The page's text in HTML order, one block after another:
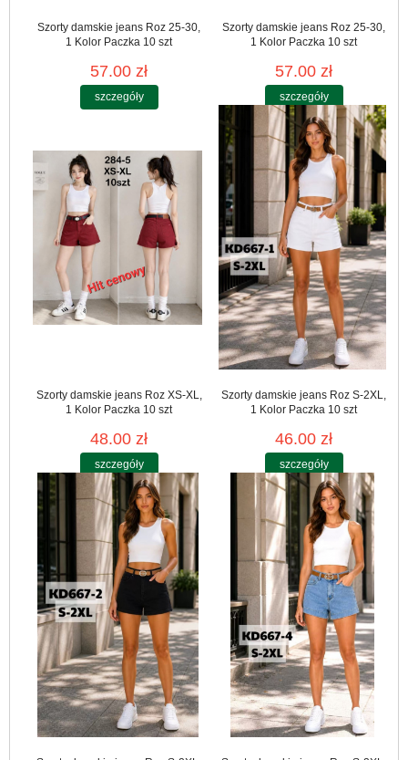
Szorty damskie jeans Roz 25-30,
1 Kolor Paczka 10 szt
57.00 zł
szczegóły
Szorty damskie jeans Roz 25-30,
1 Kolor Paczka 10 szt
57.00 zł
szczegóły
Szorty damskie jeans Roz XS-XL,
1 Kolor Paczka 10 szt
48.00 zł
szczegóły
Szorty damskie jeans Roz S-2XL,
1 Kolor Paczka 10 szt
46.00 zł
szczegóły